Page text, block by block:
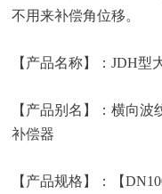
不用来补偿角位移。
【产品名称】：JDH型
【产品别名】：横向
补偿器
【产品规格】：【